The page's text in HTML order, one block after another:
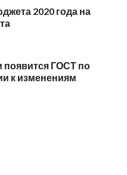
2020 года на
появится ГОСТ по
к изменениям